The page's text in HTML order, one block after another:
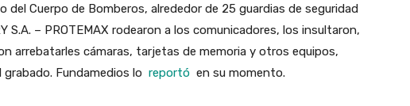
Cuerpo de Bomberos, alrededor de 25 guardias de seguridad
S.A. – PROTEMAX rodearon a los comunicadores, los insultaron,
arrebatarles cámaras, tarjetas de memoria y otros equipos,
Fundamedios lo reportó en su momento.